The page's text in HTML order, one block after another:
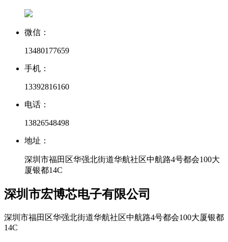
微信：
13480177659
手机：
13392816160
电话：
13826548498
地址：
深圳市福田区华强北街道华航社区中航路4号都会100大
厦银都14C
深圳市宏博芯电子有限公司
深圳市福田区华强北街道华航社区中航路4号都会100大厦银都
14C